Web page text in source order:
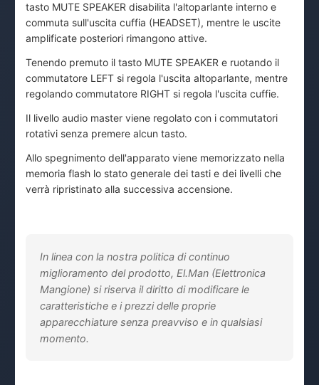
tasto MUTE SPEAKER disabilita l'altoparlante interno e
commuta sull'uscita cuffia (HEADSET), mentre le uscite
amplificate posteriori rimangono attive.
Tenendo premuto il tasto MUTE SPEAKER e ruotando il
commutatore LEFT si regola l'uscita altoparlante, mentre
regolando commutatore RIGHT si regola l'uscita cuffie.
Il livello audio master viene regolato con i commutatori
rotativi senza premere alcun tasto.
Allo spegnimento dell'apparato viene memorizzato nella
memoria flash lo stato generale dei tasti e dei livelli che
verrà ripristinato alla successiva accensione.
In linea con la nostra politica di continuo
miglioramento del prodotto, El.Man (Elettronica
Mangione) si riserva il diritto di modificare le
caratteristiche e i prezzi delle proprie
apparecchiature senza preavviso e in qualsiasi
momento.